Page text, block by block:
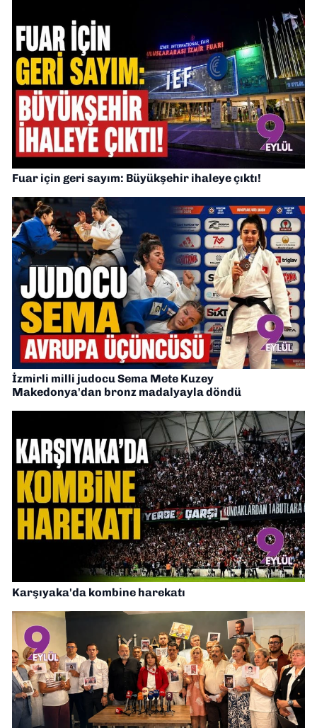
Fuar için geri sayım: Büyükşehir ihaleye çıktı!
İzmirli milli judocu Sema Mete Kuzey
Makedonya'dan bronz madalyayla döndü
Karşıyaka'da kombine harekatı